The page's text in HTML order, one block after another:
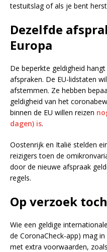
testuitslag of als je bent
Dezelfde
Europa
De beperkte geldigheid
afspraken. De EU-lidstaten
afstemmen. Ze hebben
geldigheid van het
binnen de EU willen reizen
dagen) is.
Oostenrijk en Italië stelden
reizigers toen de
door de nieuwe afspraak
regels.
Op verzoek
Wie een geldige
de CoronaCheck-app) mag
met extra voorwaarden,